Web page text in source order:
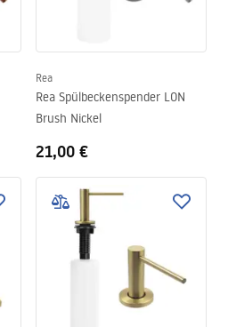
Rea
Rea Spülbeckenspender LON
Brush Nickel
21,00 €